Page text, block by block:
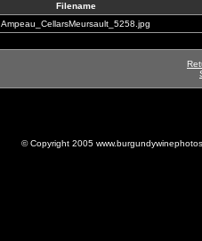
Filename
Ampeau_CellarsMeursault_5258.jpg
© Copyright 2005